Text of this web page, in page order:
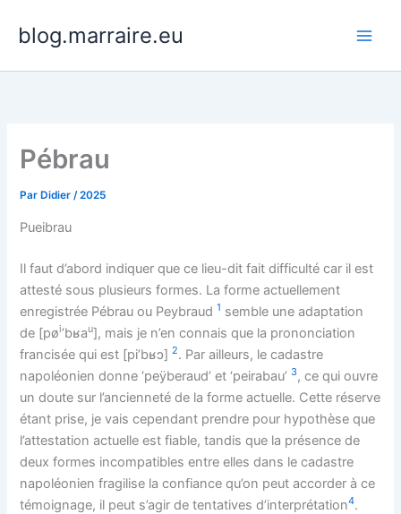
blog.marraire.eu
Pébrau
Par Didier/2025
Pueibrau
Il faut d’abord indiquer que ce lieu-dit fait difficulté car il est
attesté sous plusieurs formes. La forme actuellement
enregistrée Pébrau ou Peybraud 1 semble une adaptation
de [pøi’bʁau], mais je n’en connais que la prononciation
francisée qui est [pi’bʁɔ]2. Par ailleurs, le cadastre
napoléonien donne ‘peÿberaud’ et ‘peirabau’ 3, ce qui ouvre
un doute sur l’ancienneté de la forme actuelle. Cette réserve
étant prise, je vais cependant prendre pour hypothèse que
l’attestation actuelle est fiable, tandis que la présence de
deux formes incompatibles entre elles dans le cadastre
napoléonien fragilise la confiance qu’on peut accorder à ce
témoignage, il peut s’agir de tentatives d’interprétation4.